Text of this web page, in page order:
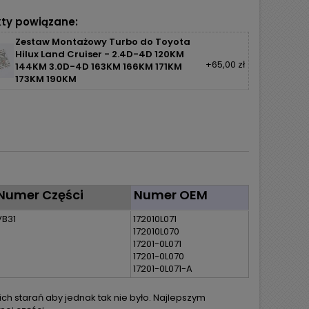
powiązane:
Zestaw Montażowy Turbo do Toyota
Hilux Land Cruiser - 2.4D-4D 120KM
144KM 3.0D-4D 163KM 166KM 171KM
173KM 190KM
+65,00 zł
Części Numer OEM
172010L071
172010L070
17201-0L071
17201-0L070
17201-0L071-A
starań aby jednak tak nie było. Najlepszym